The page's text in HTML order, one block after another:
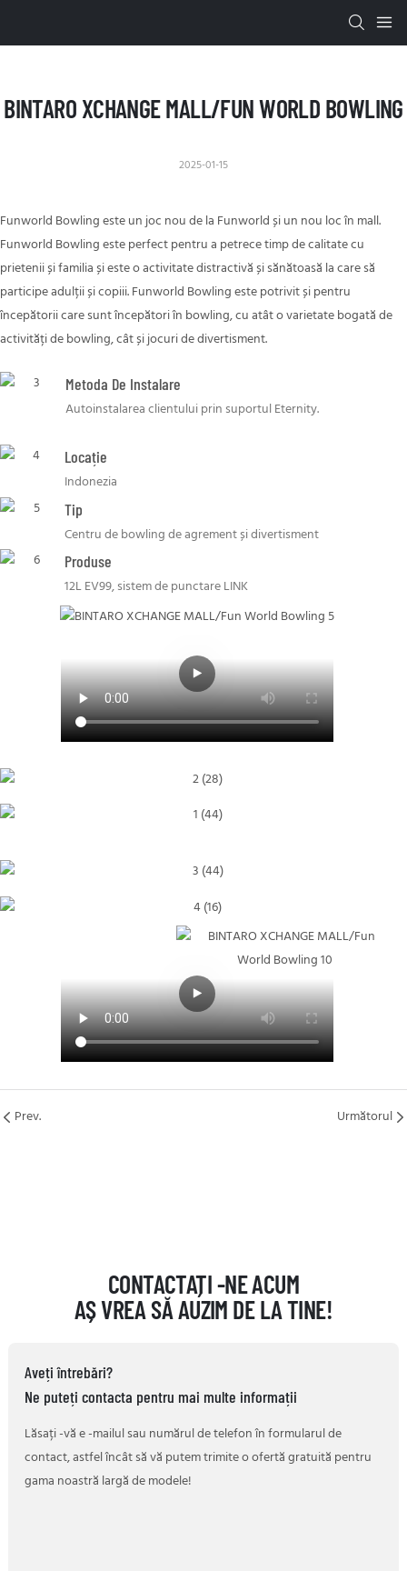
BINTARO XCHANGE MALL/FUN WORLD BOWLING
2025-01-15
Funworld Bowling este un joc nou de la Funworld și un nou loc în mall.
Funworld Bowling este perfect pentru a petrece timp de calitate cu
prietenii și familia și este o activitate distractivă și sănătoasă la care să
participe adulții și copiii. Funworld Bowling este potrivit și pentru
începătorii care sunt începători în bowling, cu atât o varietate bogată de
activități de bowling, cât și jocuri de divertisment.
Metoda De Instalare
Autoinstalarea clientului prin suportul Eternity.
Locație
Indonezia
Tip
Centru de bowling de agrement și divertisment
Produse
12L EV99, sistem de punctare LINK
Prev. Următorul
CONTACTAȚI -NE ACUM
AȘ VREA SĂ AUZIM DE LA TINE!
Aveți întrebări?
Ne puteți contacta pentru mai multe informații
Lăsați -vă e -mailul sau numărul de telefon în formularul de
contact, astfel încât să vă putem trimite o ofertă gratuită pentru
gama noastră largă de modele!